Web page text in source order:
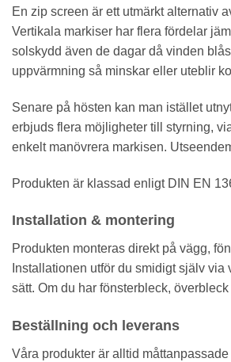
En zip screen är ett utmärkt alternativ
Vertikala markiser har flera fördelar
solskydd även de dagar då vinden
uppvärmning så minskar eller uteblir
Senare på hösten kan man istället
erbjuds flera möjligheter till styrning,
enkelt manövrera markisen.
Produkten är klassad enligt DIN EN
Installation & montering
Produkten monteras direkt på vägg,
Installationen utför du smidigt själv
sätt. Om du har fönsterbleck,
Beställning och leverans
Våra produkter är alltid